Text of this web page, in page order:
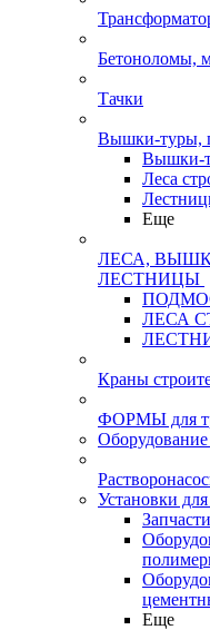
Бетоноломы,
Тачки
Вышки-туры,
Вышки-
Леса
Еще
ЛЕСА,
ЛЕСТНИЦЫ
ЛЕСА
Краны
ФОРМЫ для
Установки
Еще